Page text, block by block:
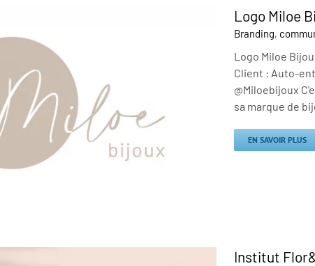
Logo Miloe
Branding,
Logo Miloe
Client : Auto-
@Miloebijoux
sa marque de
EN SAVOIR PLUS
Institut